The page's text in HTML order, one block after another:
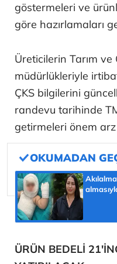
göstermeleri ve
göre hazırlamaları
Üreticilerin Tarım
müdürlükleriyle
ÇKS bilgilerini
randevu tarihinde
getirmeleri önem
ÜRÜN BEDELİ